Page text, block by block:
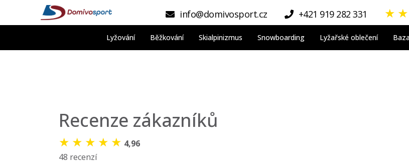
info@domivosport.cz +421 919 282 331 ★ ★
Lyžování Běžkování Skialpinizmus Snowboarding Lyžařské oblečení
Recenze zákazníků
★ ★ ★ ★ ★ 4,96
48 recenzí